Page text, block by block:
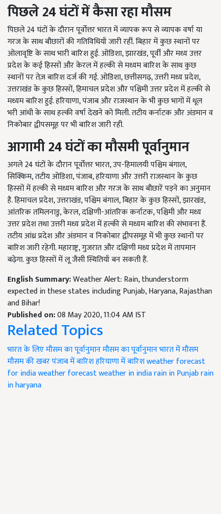
पिछले 24 घंटों में कैसा रहा मौसम
पिछले 24 घंटों के दौरान पूर्वोत्तर भारत में व्यापक रूप से व्यापक वर्षा या
गरज के साथ बौछारों की गतिविधियाँ जारी रहीं. बिहार में कुछ स्थानों पर
ओलावृष्टि के साथ भारी बारिश हुई. ओडिशा, झारखंड, पूर्वी और मध्य उत्तर
प्रदेश के कई हिस्सों और केरल में हल्की से मध्यम बारिश के साथ कुछ
स्थानों पर तेज़ बारिश दर्ज की गई. ओडिशा, छत्तीसगढ़, उत्तरी मध्य प्रदेश,
उत्तराखंड के कुछ हिस्सों, हिमाचल प्रदेश और पश्चिमी उत्तर प्रदेश में हल्की से
मध्यम बारिश हुई. हरियाणा, पंजाब और राजस्थान के भी कुछ भागों में धूल
भरी आंधी के साथ हल्की वर्षा देखने को मिली. तटीय कर्नाटक और अंडमान व
निकोबार द्वीपसमूह पर भी बारिश जारी रही.
आगामी 24 घंटों का मौसमी पूर्वानुमान
अगले 24 घंटों के दौरान पूर्वोत्तर भारत, उप-हिमालयी पश्चिम बंगाल,
सिक्किम, तटीय ओडिशा, पंजाब, हरियाणा और उत्तरी राजस्थान के कुछ
हिस्सों में हल्की से मध्यम बारिश और गरज के साथ बौछारें पड़ने का अनुमान
है. हिमाचल प्रदेश, उत्तराखंड, पश्चिम बंगाल, बिहार के कुछ हिस्सों, झारखंड,
आंतरिक तमिलनाडु, केरल, दक्षिणी-आंतरिक कर्नाटक, पश्चिमी और मध्य
उत्तर प्रदेश तथा उत्तरी मध्य प्रदेश में हल्की से मध्यम बारिश की संभावना हैं.
तटीय आंध्र प्रदेश और अंडमान व निकोबार द्वीपसमूह में भी कुछ स्थानों पर
बारिश जारी रहेगी. महाराष्ट्र, गुजरात और दक्षिणी मध्य प्रदेश में तापमान
बढ़ेगा. कुछ हिस्सों में लू जैसी स्थितियाँ बन सकती हैं.
English Summary:Weather Alert: Rain, thunderstorm
expected in these states including Punjab, Haryana, Rajasthan
and Bihar!
Published on:08 May 2020, 11:04 AM IST
Related Topics
भारत के लिए मौसम का पूर्वानुमानमौसम का पूर्वानुमानभारत में मौसम
मौसम की खबरपंजाब में बारिशहरियाणा में बारिशweather forecast
for indiaweather forecastweather in indiarain in Punjabrain
in haryana